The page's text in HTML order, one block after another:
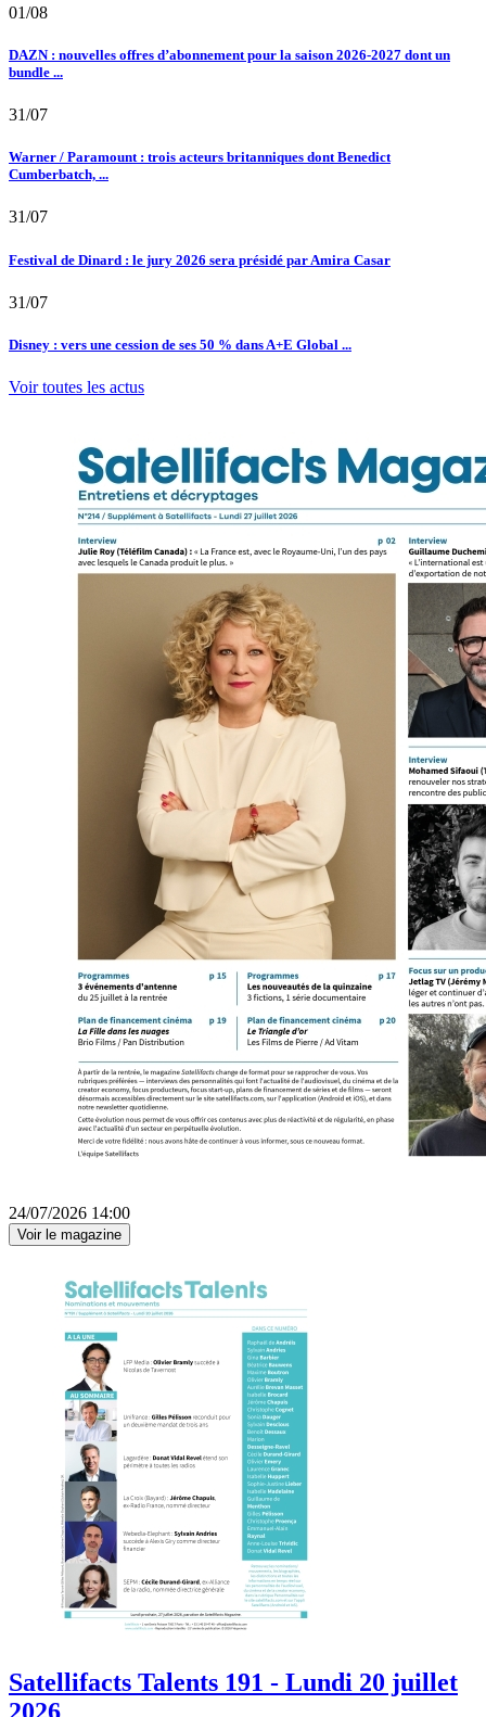
01/08
DAZN : nouvelles offres d’abonnement pour la saison 2026-2027 dont un
bundle ...
31/07
Warner / Paramount : trois acteurs britanniques dont Benedict
Cumberbatch, ...
31/07
Festival de Dinard : le jury 2026 sera présidé par Amira Casar
31/07
Disney : vers une cession de ses 50 % dans A+E Global ...
Voir toutes les actus
24/07/2026 14:00
Voir le magazine
Satellifacts Talents 191 - Lundi 20 juillet